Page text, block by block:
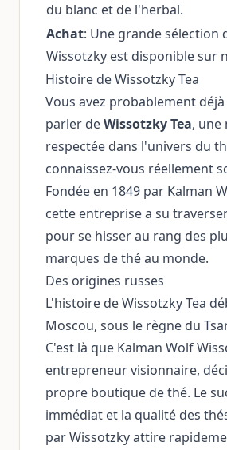
du blanc et de l'herbal.
Achat: Une grande sélection
Wissotzky est disponible sur
Histoire de Wissotzky Tea
Vous avez probablement
parler deWissotzky Tea, une
respectée dans l'univers du
connaissez-vous réellement
Fondée en 1849 par Kalman
cette entreprise a su
pour se hisser au rang des
marques de thé au monde.
Des origines russes
L'histoire de Wissotzky Tea
Moscou, sous le règne du
C'est là que Kalman Wolf
entrepreneur visionnaire,
propre boutique de thé. Le
immédiat et la qualité des
par Wissotzky attire